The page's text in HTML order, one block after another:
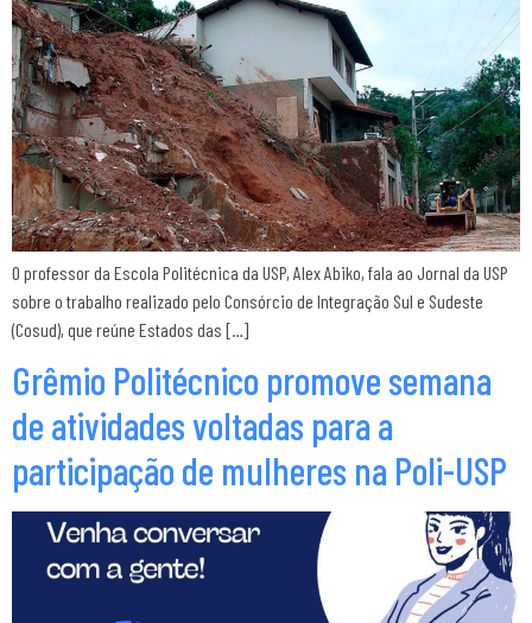
O professor da Escola Politécnica da USP, Alex Abiko, fala ao Jornal da USP
sobre o trabalho realizado pelo Consórcio de Integração Sul e Sudeste
(Cosud), que reúne Estados das […]
Grêmio Politécnico promove semana
de atividades voltadas para a
participação de mulheres na Poli-USP